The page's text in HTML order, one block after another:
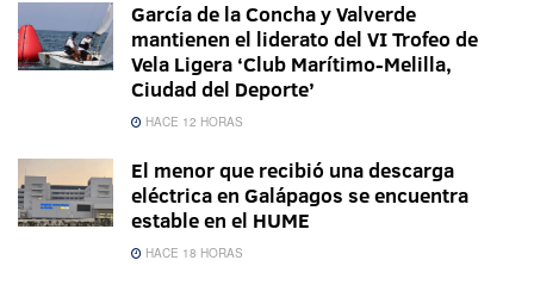
García de la Concha y Valverde
mantienen el liderato del VI Trofeo de
Vela Ligera ‘Club Marítimo-Melilla,
Ciudad del Deporte’
HACE 12 HORAS
El menor que recibió una descarga
eléctrica en Galápagos se encuentra
estable en el HUME
HACE 18 HORAS